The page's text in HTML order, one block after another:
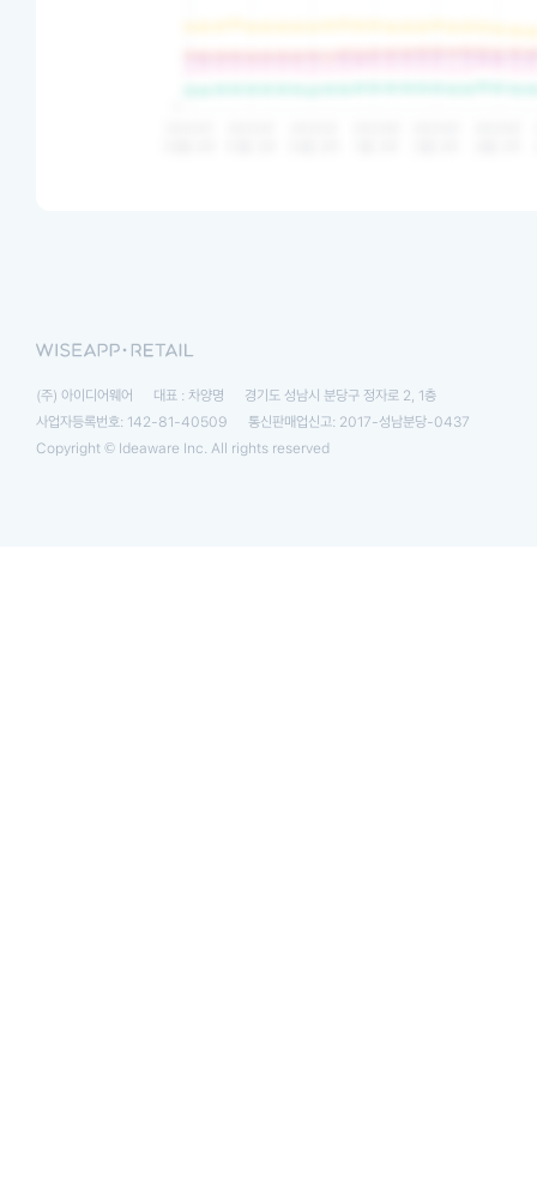
(주) 아이디어웨어 대표 : 차양명
경기도 성남시 분당구 정자로 2, 1층
사업자등록번호: 142-81-40509
통신판매업신고: 2017-성남분당-0437
Copyright © Ideaware Inc. All rights reserved